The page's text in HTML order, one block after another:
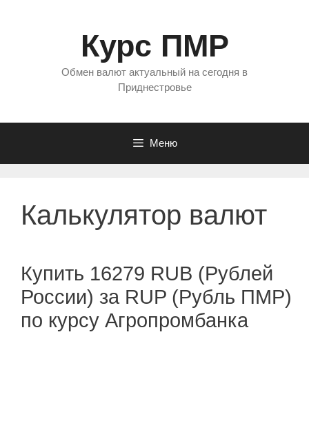
Курс ПМР
Обмен валют актуальный на сегодня в
Приднестровье
Меню
Калькулятор валют
Купить 16279 RUB (Рублей
России) за RUP (Рубль ПМР)
по курсу Агропромбанка